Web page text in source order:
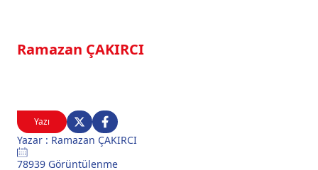
Yazı
Yazar : Ramazan ÇAKIRCI
78939 Görüntülenme
Ramazan ÇAKIRCI